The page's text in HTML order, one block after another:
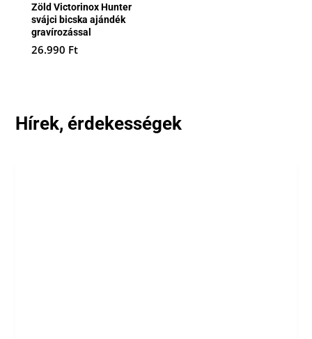
Zöld Victorinox Hunter
svájci bicska ajándék
gravírozással
26.990 Ft
Hírek, érdekességek